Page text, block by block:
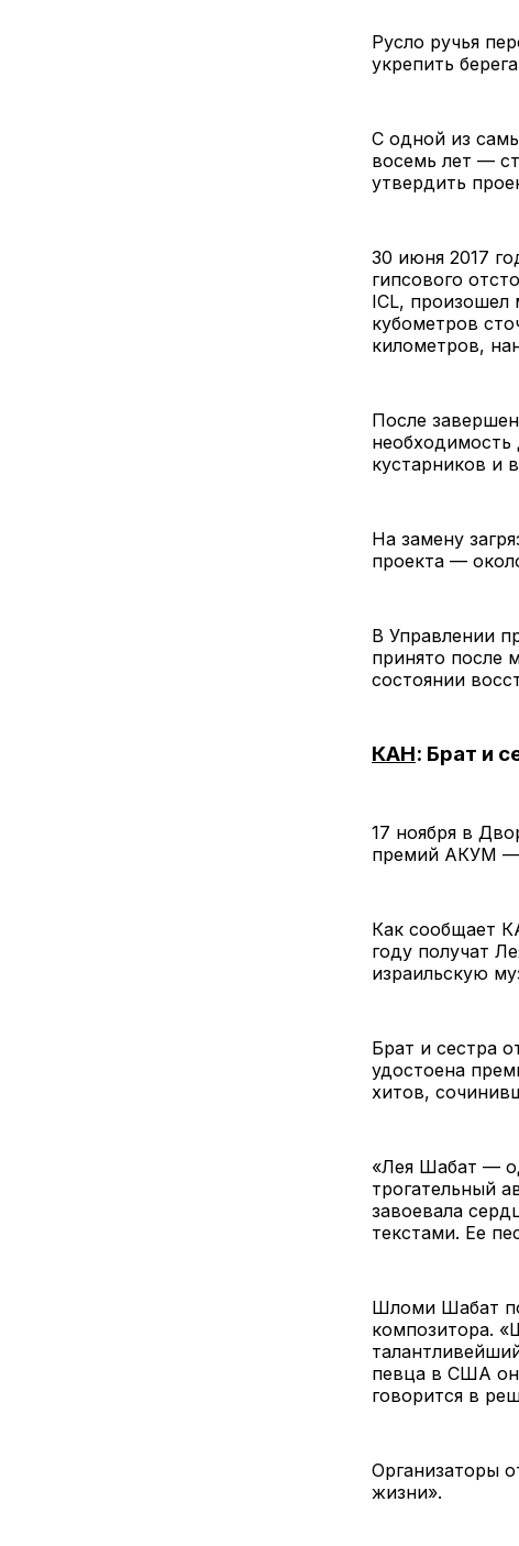
Русло ручья
укрепить
С одной из
восемь лет —
утвердить
30 июня 2017
гипсового
ICL, произошел
кубометров
километров,
После
кустарников и
На замену
проекта —
В Управлении
принято после
состоянии
КАН: Брат и
17 ноября в
премий АКУМ —
Как сообщает
году получат
израильскую
Брат и сестра
удостоена
хитов,
«Лея Шабат —
трогательный
завоевала
текстами. Ее
Шломи Шабат
композитора.
певца в США он
говорится в
Организаторы
жизни».